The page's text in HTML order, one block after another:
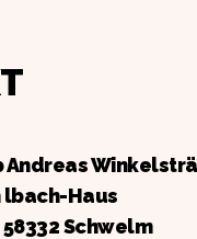
lbach-Haus
Schwelm